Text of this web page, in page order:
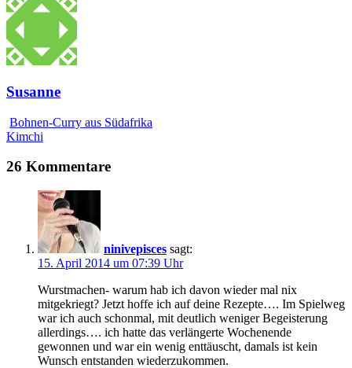
Susanne
Bohnen-Curry aus Südafrika
Kimchi
26 Kommentare
ninivepisces sagt:
15. April 2014 um 07:39 Uhr
Wurstmachen- warum hab ich davon wieder mal nix
mitgekriegt? Jetzt hoffe ich auf deine Rezepte…. Im Spielweg
war ich auch schonmal, mit deutlich weniger Begeisterung
allerdings…. ich hatte das verlängerte Wochenende
gewonnen und war ein wenig enttäuscht, damals ist kein
Wunsch entstanden wiederzukommen.